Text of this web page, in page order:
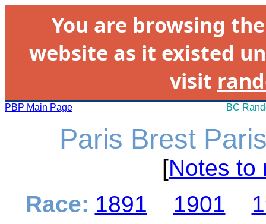
You are browsing
website as it existed
visit
PBP Main Page BC
Paris Brest
[Notes to
Race: 1891 1901